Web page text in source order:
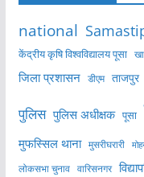
national
केंद्रीय कृषि विश्वविद्यालय पूसा
जिला प्रशासन डीएम ताजपुर
पुलिस पुलिस अधीक्षक पूसा
मुफस्सिल थाना मुसरीघरारी
लोकसभा चुनाव वारिसनगर